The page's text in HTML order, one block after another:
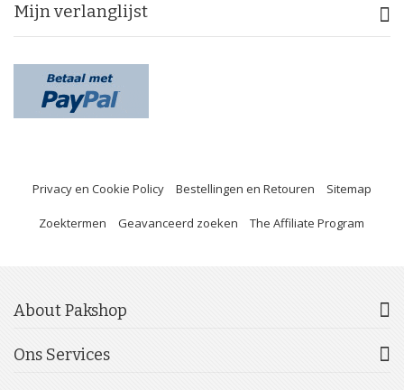
Mijn verlanglijst
Privacy en Cookie Policy Bestellingen en Retouren Sitemap
Zoektermen Geavanceerd zoeken The Affiliate Program
About Pakshop
Ons Services